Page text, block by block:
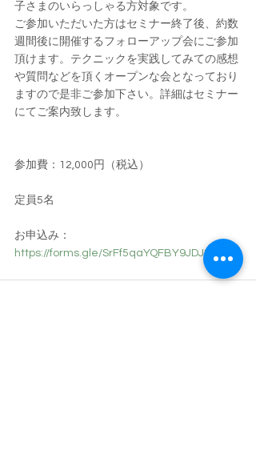
子さまのいらっしゃる方対象です。
ご参加いただいた方はセミナー終了後、約数
週間後に開催するフォローアップ会にご参加
頂けます。テクニックを実践してみての感想
や質問などを頂くオープンな会となっており
ますので是非ご参加下さい。詳細はセミナー
にてご案内致します。
参加費：12,000円（税込）
定員5名
お申込み：
https://forms.gle/SrFf5qaYQFBY9JDJ8